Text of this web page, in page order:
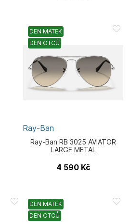
DEN MATEK
DEN OTCŮ
Ray-Ban
Ray-Ban RB 3025 AVIATOR
LARGE METAL
4 590 Kč
DEN MATEK
DEN OTCŮ